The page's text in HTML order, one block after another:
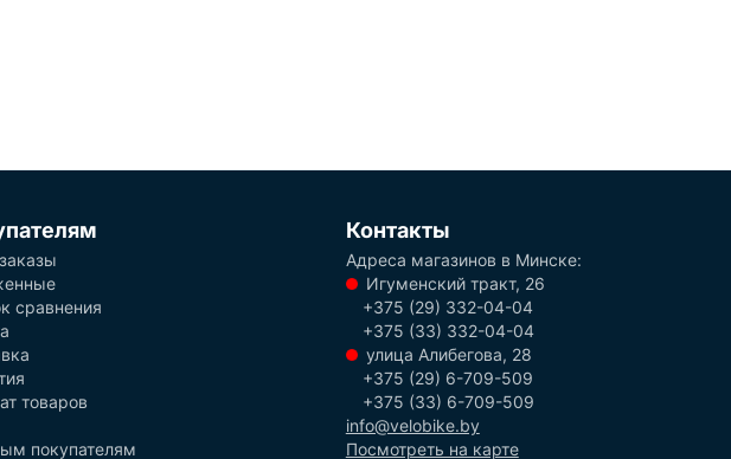
сравнения
товаров
покупателям
Контакты
Адреса магазинов в Минске:
Игуменский тракт, 26
+375 (29) 332-04-04
+375 (33) 332-04-04
улица Алибегова, 28
+375 (29) 6-709-509
+375 (33) 6-709-509
info@velobike.by
Посмотреть на карте